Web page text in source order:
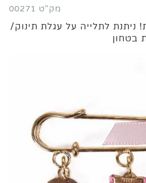
מק"ט 00271
ניתנת לתלייה על עגלת תינוק/
בטחון